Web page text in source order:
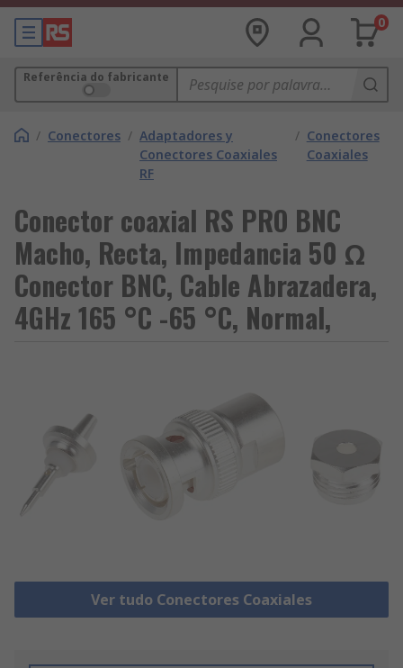
0
Referência do fabricante
/ Conectores / Adaptadores y
Conectores Coaxiales
RF
/ Conectores
Coaxiales
Conector coaxial RS PRO BNC
Macho, Recta, Impedancia 50 Ω
Conector BNC, Cable Abrazadera,
4GHz 165 °C -65 °C, Normal,
Ver tudo Conectores Coaxiales